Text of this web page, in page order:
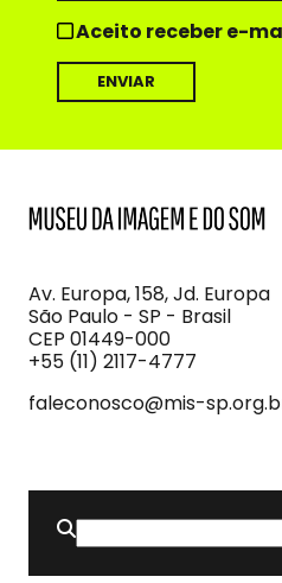
Aceito receber e-
Imagem
e
do
Som
Av. Europa, 158, Jd. Europa
São Paulo - SP - Brasil
CEP 01449-000
+55 (11) 2117-4777
faleconosco@mis-
Buscar
por: